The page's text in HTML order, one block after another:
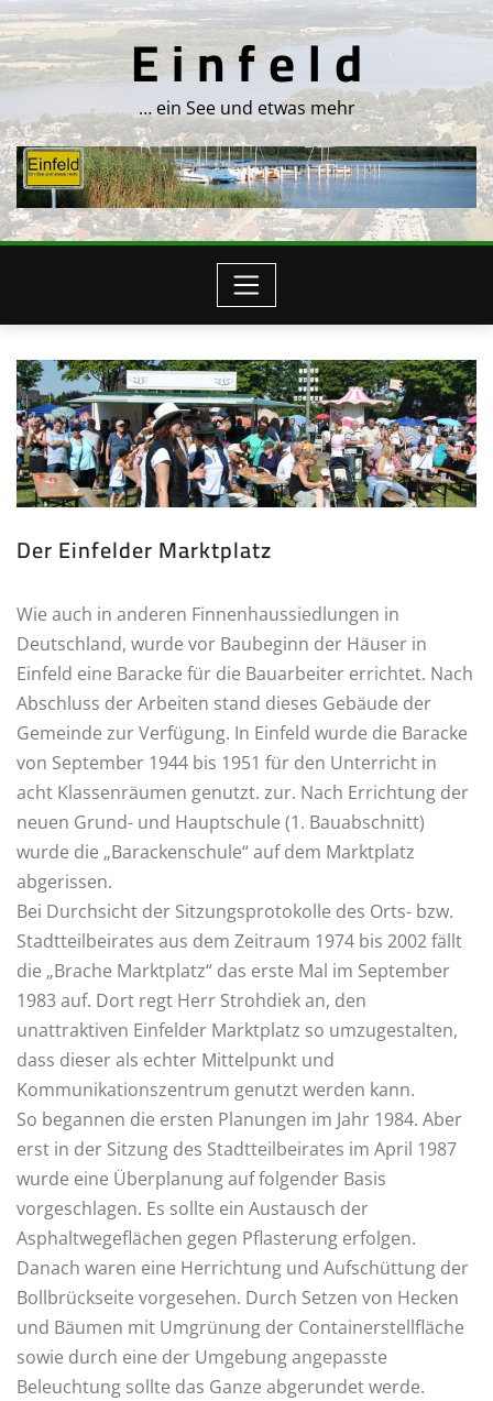
Skip
to
content
E i n f e l d
… ein See und etwas mehr
Der Einfelder Marktplatz
Wie auch in anderen Finnenhaussiedlungen in
Deutschland, wurde vor Baubeginn der Häuser in
Einfeld eine Baracke für die Bauarbeiter errichtet. Nach
Abschluss der Arbeiten stand dieses Gebäude der
Gemeinde zur Verfügung. In Einfeld wurde die Baracke
von September 1944 bis 1951 für den Unterricht in
acht Klassenräumen genutzt. zur. Nach Errichtung der
neuen Grund- und Hauptschule (1. Bauabschnitt)
wurde die „Barackenschule“ auf dem Marktplatz
abgerissen.
Bei Durchsicht der Sitzungsprotokolle des Orts- bzw.
Stadtteilbeirates aus dem Zeitraum 1974 bis 2002 fällt
die „Brache Marktplatz“ das erste Mal im September
1983 auf. Dort regt Herr Strohdiek an, den
unattraktiven Einfelder Marktplatz so umzugestalten,
dass dieser als echter Mittelpunkt und
Kommunikationszentrum genutzt werden kann.
So begannen die ersten Planungen im Jahr 1984. Aber
erst in der Sitzung des Stadtteilbeirates im April 1987
wurde eine Überplanung auf folgender Basis
vorgeschlagen. Es sollte ein Austausch der
Asphaltwegeflächen gegen Pflasterung erfolgen.
Danach waren eine Herrichtung und Aufschüttung der
Bollbrückseite vorgesehen. Durch Setzen von Hecken
und Bäumen mit Umgrünung der Containerstellfläche
sowie durch eine der Umgebung angepasste
Beleuchtung sollte das Ganze abgerundet werde.